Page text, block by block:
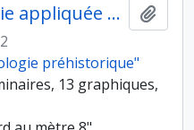
Essai de granulométrie appliquée aux gisements préhistoriques d’Arcy-sur-Cure
préhistorique"
13 graphiques,